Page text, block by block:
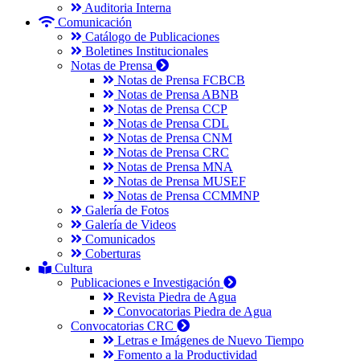
Auditoria Interna
Comunicación
Catálogo de Publicaciones
Boletines Institucionales
Notas de Prensa
Notas de Prensa FCBCB
Notas de Prensa ABNB
Notas de Prensa CCP
Notas de Prensa CDL
Notas de Prensa CNM
Notas de Prensa CRC
Notas de Prensa MNA
Notas de Prensa MUSEF
Notas de Prensa CCMMNP
Galería de Fotos
Galería de Videos
Comunicados
Coberturas
Cultura
Publicaciones e Investigación
Revista Piedra de Agua
Convocatorias Piedra de Agua
Convocatorias CRC
Letras e Imágenes de Nuevo Tiempo
Fomento a la Productividad